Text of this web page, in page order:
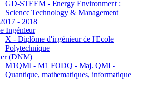
GD-STEEM - Energy Environment :
Science Technology & Management
- 2018
Ingénieur
X - Diplôme d'ingénieur de l'Ecole
Polytechnique
(DNM)
M1QMI - M1 FODQ - Maj. QMI -
Quantique, mathematiques, informatique